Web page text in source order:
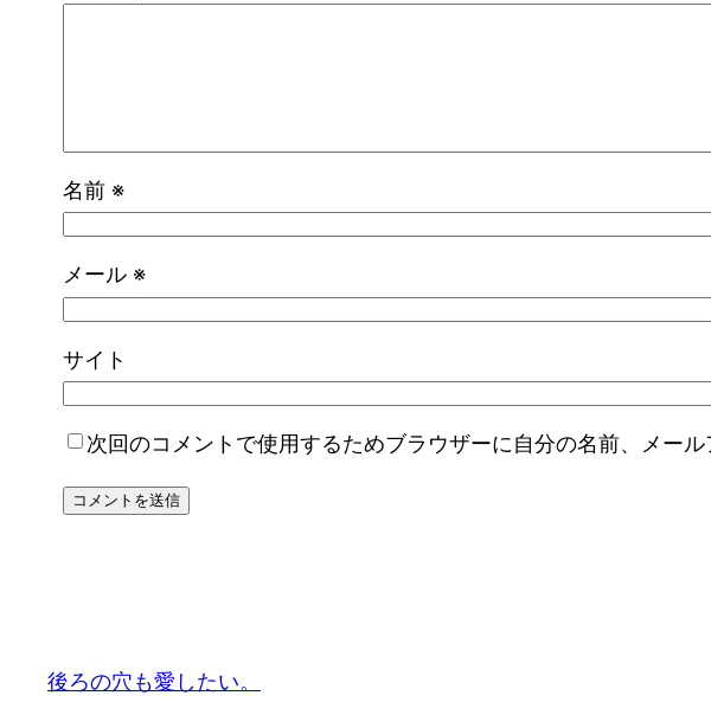
名前 ※
メール ※
サイト
次回のコメントで使用するためブラウザーに自分の名前、メール
後ろの穴も愛したい。